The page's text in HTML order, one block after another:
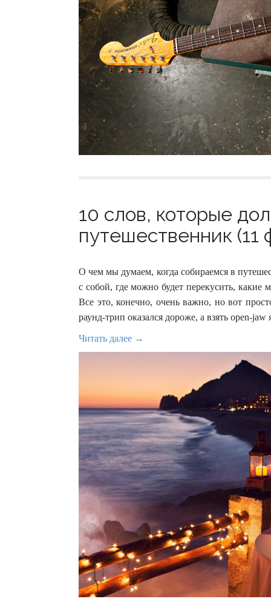
10 слов, которые
путешественник (11
О чем мы думаем, когда собираемся в
с собой, где можно будет перекусить,
Все это, конечно, очень важно, но вот
раунд-трип оказался дороже, а взять open-jaw
Читать далее →